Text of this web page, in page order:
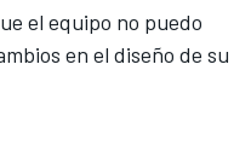
el equipo no puedo
en el diseño de su